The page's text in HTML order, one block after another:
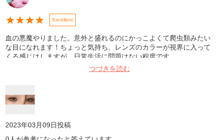
★★★★ Excellent
血の悪魔やりました。意外と盛れるのにかっこよくて爬虫類みたい
な目になれます！ちょっと気持ち、レンズのカラーが視界に入って
くる感じはしますが、日常生活に問題はない程度です。
つづきを読む
2023年03月09日投稿